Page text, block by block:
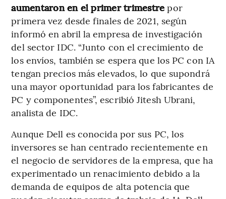
aumentaron en el primer trimestre por
primera vez desde finales de 2021, según
informó en abril la empresa de investigación
del sector IDC. “Junto con el crecimiento de
los envíos, también se espera que los PC con IA
tengan precios más elevados, lo que supondrá
una mayor oportunidad para los fabricantes de
PC y componentes”, escribió Jitesh Ubrani,
analista de IDC.
Aunque Dell es conocida por sus PC, los
inversores se han centrado recientemente en
el negocio de servidores de la empresa, que ha
experimentado un renacimiento debido a la
demanda de equipos de alta potencia que